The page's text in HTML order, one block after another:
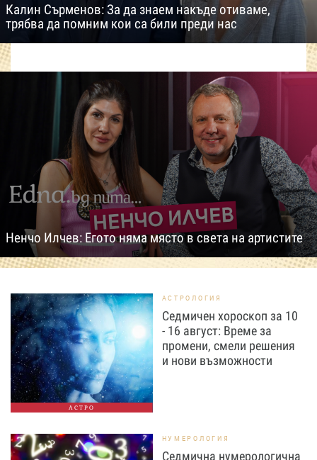
Калин Сърменов: За да знаем накъде отиваме,
трябва да помним кои са били преди нас
Ненчо Илчев: Егото няма място в света на артистите
АСТРО
АСТРОЛОГИЯ
Седмичен хороскоп за 10
- 16 август: Време за
промени, смели решения
и нови възможности
НУМЕРОЛОГИЯ
Седмична нумерологична